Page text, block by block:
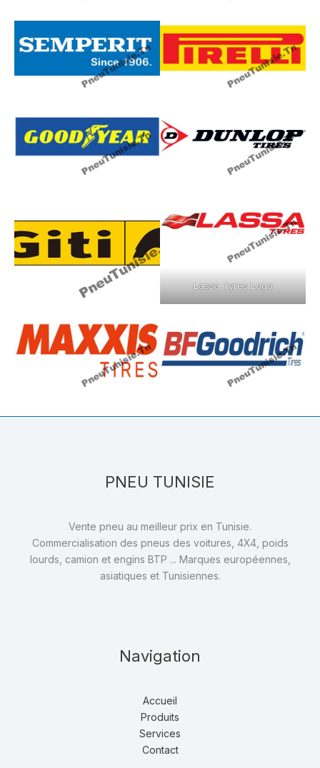
Lassa Tyres Logo
PNEU TUNISIE
Vente pneu au meilleur prix en Tunisie.
Commercialisation des pneus des voitures, 4X4, poids
lourds, camion et engins BTP ... Marques européennes,
asiatiques et Tunisiennes.
Navigation
Accueil
Produits
Services
Contact